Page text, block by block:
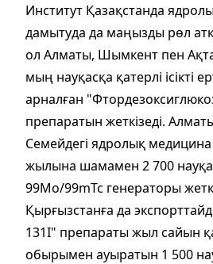
Институт Қазақстанда
дамытуда да маңызды рөл
ол Алматы, Шымкент пен
мың науқасқа қатерлі ісікті
арналған
препаратын жеткізеді.
Семейдегі ядролық
жылына шамамен 2 700
99Mo/99mTc генераторы
Қырғызстанға да
131I" препараты жыл сайын
обырымен ауыратын 1 500